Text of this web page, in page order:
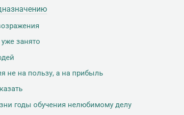
занято
не на пользу, а на прибыль
годы обучения нелюбимому делу